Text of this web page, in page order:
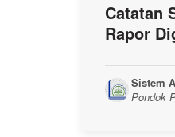
Catatan
Rapor
Sistem
Pondok